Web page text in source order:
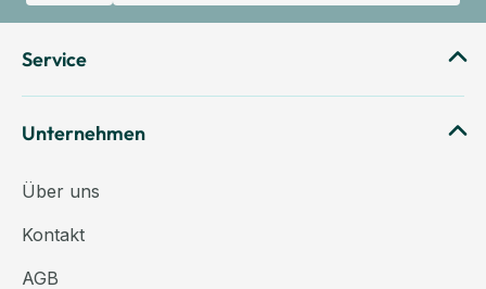
Service
Unternehmen
Über uns
Kontakt
AGB